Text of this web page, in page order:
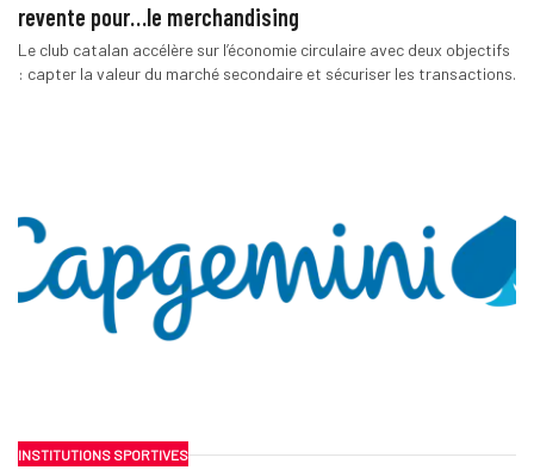
revente pour…le merchandising
Le club catalan accélère sur l’économie circulaire avec deux objectifs
: capter la valeur du marché secondaire et sécuriser les transactions.
INSTITUTIONS SPORTIVES